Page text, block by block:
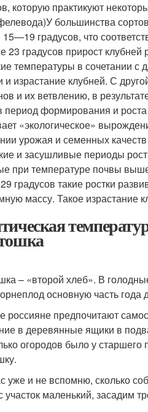
которую практикуют
У большинства
градусов, что
23 градусов прирост
температуры в сочетании
и израстание клубней. С
и их ветвлению, в
период формирования и
«экологическое»
урожая и семенных качеств
и засушливые периоды
при температуре почвы
градусов такие ростки
массу. Такое израстание
– «второй хлеб». В
основную часть
россияне предпочитают
в деревянные ящики в
огородов было у
уже и не вспомню, сколько
участок маленький, засадим